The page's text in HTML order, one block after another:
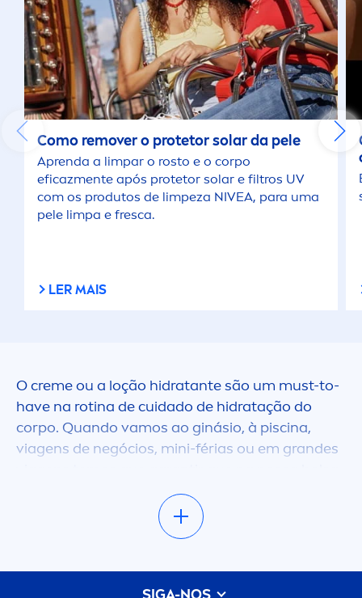
Como remover o protetor solar da pele
Aprenda a limpar o rosto e o corpo
eficazmente após protetor solar e filtros UV
com os produtos de limpeza NIVEA, para uma
pele limpa e fresca.
LER MAIS
Ocremeou a loção hidratante são um must-to-
have na rotina de cuidado de hidratação do
corpo. Quando vamos ao ginásio, à piscina,
viagens de negócios, mini-férias ou em grandes
de higiene e cuidado pessoal está o melhor
hidratante para o nosso tipo de pele e
tem disponível o formato
o corpo para que não dispense a sua hidratação